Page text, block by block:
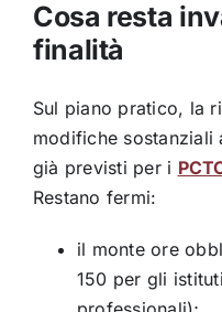
Cosa resta
finalità
Sul piano pratico, la
modifiche
già previsti per i
Restano fermi:
il monte ore
150 per gli